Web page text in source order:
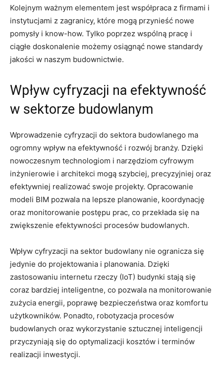
Kolejnym ważnym elementem jest współpraca​ z firmami i
instytucjami z zagranicy, które mogą przynieść nowe
pomysły i know-how. Tylko poprzez‍ wspólną pracę i⁤
ciągłe doskonalenie możemy ⁤osiągnąć‍ nowe standardy⁢
jakości w naszym budownictwie.
Wpływ cyfryzacji na efektywność
‍w sektorze budowlanym
Wprowadzenie cyfryzacji do sektora budowlanego ma
ogromny wpływ na efektywność i rozwój branży. Dzięki
nowoczesnym technologiom i narzędziom cyfrowym
inżynierowie i architekci mogą‌ szybciej, ⁤precyzyjniej oraz
efektywniej realizować swoje projekty. Opracowanie
modeli BIM pozwala na⁢ lepsze planowanie, koordynację
oraz monitorowanie postępu prac, co przekłada się na
zwiększenie efektywności procesów budowlanych.
Wpływ cyfryzacji na sektor budowlany nie ogranicza się​
jedynie do projektowania i planowania. Dzięki
⁤zastosowaniu internetu rzeczy (IoT) budynki ​stają‍ się
coraz bardziej inteligentne, co pozwala na monitorowanie
zużycia energii, poprawę bezpieczeństwa⁤ oraz komfortu
użytkowników. Ponadto, robotyzacja procesów
budowlanych oraz wykorzystanie sztucznej inteligencji⁣
przyczyniają się do optymalizacji kosztów i terminów
realizacji​ inwestycji.